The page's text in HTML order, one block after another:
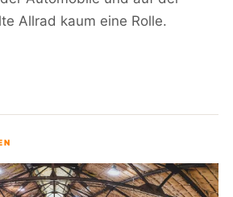
Allrad kaum eine Rolle.